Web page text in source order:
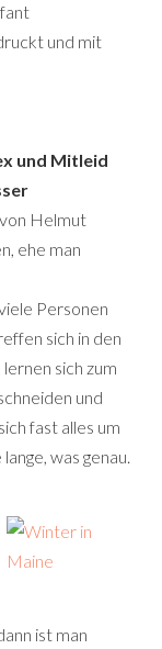
und mit
und Mitleid
Helmut
ehe man
Personen
sich in den
sich zum
und
fast alles um
was genau.
ist man